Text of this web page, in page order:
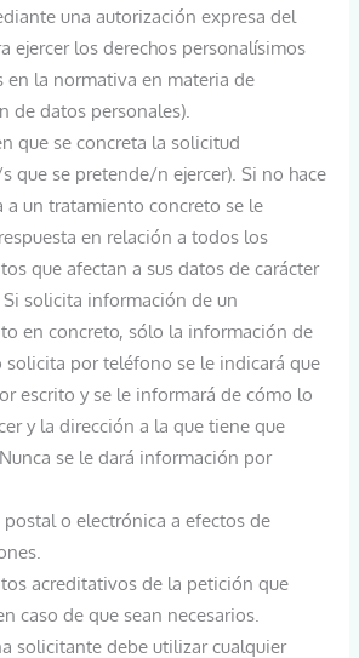
una autorización expresa del
ejercer los derechos personalísimos
en la normativa en materia de
de datos personales).
que se concreta la solicitud
que se pretende/n ejercer). Si no hace
a un tratamiento concreto se le
en relación a todos los
que afectan a sus datos de carácter
solicita información de un
en concreto, sólo la información de
solicita por teléfono se le indicará que
escrito y se le informará de cómo lo
y la dirección a la que tiene que
se le dará información por
postal o electrónica a efectos de
acreditativos de la petición que
caso de que sean necesarios.
solicitante debe utilizar cualquier